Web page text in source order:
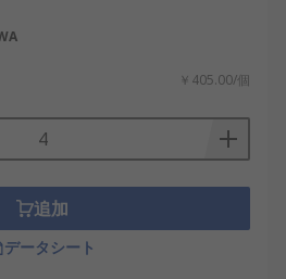
ットマトリクス型が活躍
ーカー
に評価されているLED表
なセグメント表示器とラ
られる国際ブランド。
￥405.00/個
追加
データシート